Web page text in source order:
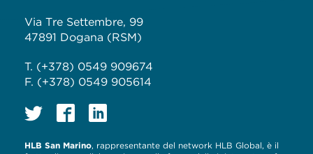
Via Tre Settembre, 99
47891 Dogana (RSM)
T. (+378) 0549 909674
F. (+378) 0549 905614
HLB San Marino, rappresentante del network HLB Global, è il